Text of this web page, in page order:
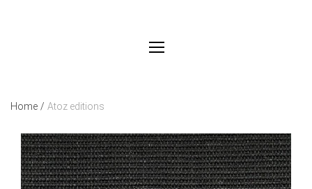
Home / Atoz editions